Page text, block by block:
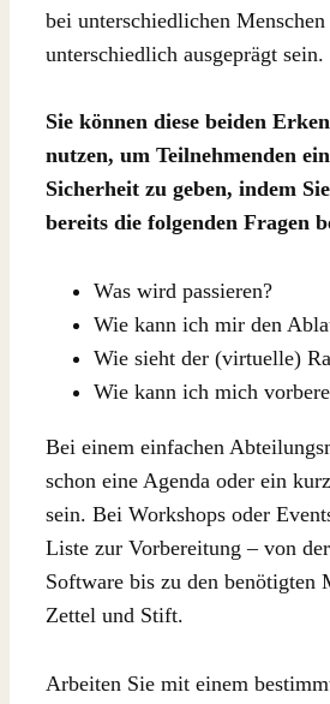
bei unterschiedlichen Menschen
unterschiedlich ausgeprägt sein.
Sie können diese beiden
nutzen, um Teilnehmenden
Sicherheit zu geben, indem
bereits die folgenden Fragen
Was wird passieren?
Wie kann ich mir den
Wie sieht der (virtuelle)
Wie kann ich mich
Bei einem einfachen
schon eine Agenda oder ein
sein. Bei Workshops oder
Liste zur Vorbereitung – von
Software bis zu den benötigten
Zettel und Stift.
Arbeiten Sie mit einem